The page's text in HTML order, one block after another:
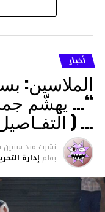
ووفقا لتقرير
متأثرة بصدمة في
أنفها مكسورة
وجهها ورأسها
والقتل
السجن لمدة تصل إلى 20
الأخبار
أخبار
الملاسين:
“… يهشّم
… (
نشرت منذ سنتين
بقلم إدارة